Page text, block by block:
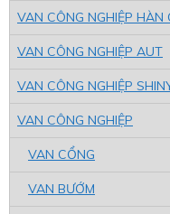
VAN CÔNG NGHIỆP HÀN
VAN CÔNG NGHIỆP AUT
VAN CÔNG NGHIỆP
VAN CÔNG NGHIỆP
VAN CỔNG
VAN BƯỚM